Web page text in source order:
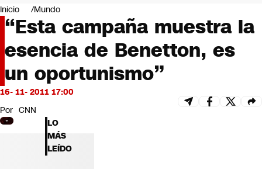
Negocios
Deportes
Programas completos
Cultura
Servicios
Bits
CNN Data
CNN tiempo
Futuro 360
Opinión
Inicio Mundo
“Esta campaña muestra la
esencia de Benetton, es
un oportunismo”
16- 11- 2011 17:00
Por CNN
LO
MÁS
LEÍDO